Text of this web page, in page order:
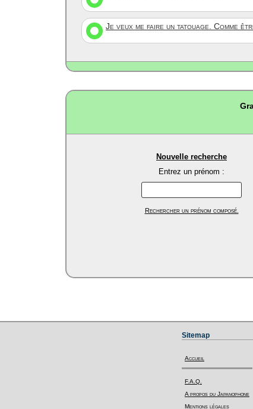
Je veux me faire un tatouage. Comme
Nouvelle recherche
Entrez un prénom :
Rechercher un prénom composé.
Sitemap
Accueil
F.A.Q.
A propos du Japanophone
Mentions légales